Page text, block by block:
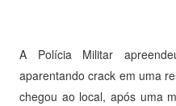
A Polícia Militar
aparentando crack em uma
chegou ao local, após uma